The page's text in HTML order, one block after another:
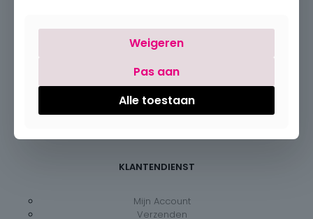
Openingsuren
Maandag: Gesloten
Dinsdag – vrijdag: 09:30 – 18:00
Zaterdag: 09:30 – 18:00
Zondag: Gesloten
KLANTENDIENST
Mijn Account
Verzenden
Weigeren
Pas aan
Alle toestaan